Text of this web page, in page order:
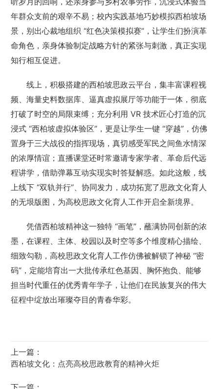
年群众支前的艰辛不易；校内实践基地巧妙模拟西柏坡场
景，别出心裁地组织 “红色决策模拟赛”，让学生们扮演革
命角色，亲身体验制定战略方针的紧张与刺激，真正实现
知行相互促进。
线上，积极搭建的西柏坡思政云平台，集丰富课程视
频、海量史料数据库、逼真虚拟展厅等功能于一体，彻底
打破了时空的局限束缚；充分利用 VR 技术匠心打造的沉
浸式 “西柏坡虚拟体验区”，更是让学生一键 “穿越”，仿佛
置身于三大战役的指挥现场，真切感受军民之间鱼水情深
的浓厚情谊；直播课堂还时常邀请专家学者、革命后代远
程讲学，借助弹幕互动实现实时答疑解惑。如此这般，线
上线下 “双轨并行”、协同发力，成功拓宽了思政文化育人
的无垠版图，为高校思政文化育人工作开启全新境界。
凭借西柏坡精神这一独特 “画笔”，蘸满协同创新的浓
墨，在课程、主体、校园以及时空等多个维度精心描绘、
细致勾勒，高校思政文化育人工作仿佛被解锁了神秘 “密
码”，定能培育出一大批传承红色基因、胸怀抱负、能够
担当时代重任的优秀青年学子，让他们在民族复兴的伟大
征程中绽放出璀璨夺目的青春华彩。
上一篇：
西柏坡文化：点亮高校思政教育的精神火炬
下一篇：